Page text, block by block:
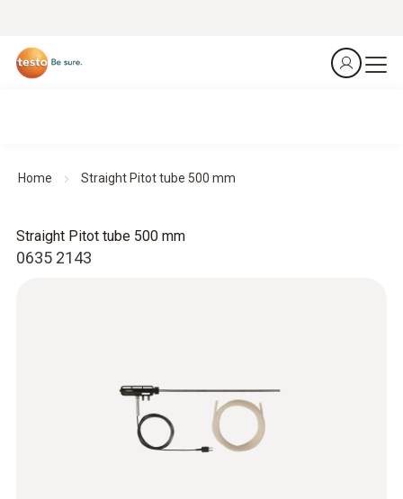
Home Straight Pitot tube 500 mm
0635 2143
Straight Pitot tube 500 mm